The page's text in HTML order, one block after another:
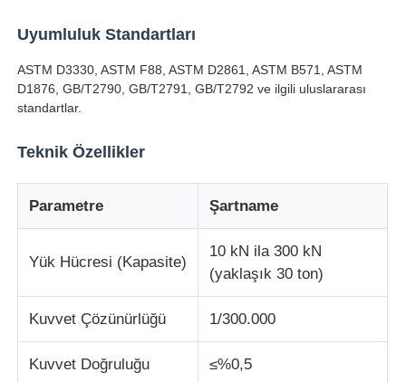
Darbe Test Cihazı
aşınma test makinesi
kauçuk test cihazları
İnşaat malzemeleri test ekipmanları
Uyumluluk Standartları
ASTM D3330, ASTM F88, ASTM D2861, ASTM B571, ASTM
D1876, GB/T2790, GB/T2791, GB/T2792 ve ilgili uluslararası
standartlar.
Teknik Özellikler
Parametre Şartname
Yük Hücresi (Kapasite)
10 kN ila 300 kN
(yaklaşık 30 ton)
Kuvvet Çözünürlüğü 1/300.000
Kuvvet Doğruluğu ≤%0,5